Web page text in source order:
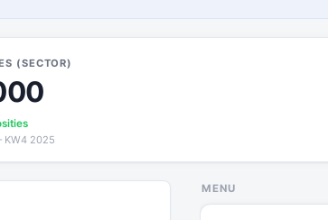
(SECTOR)
2025
MENU